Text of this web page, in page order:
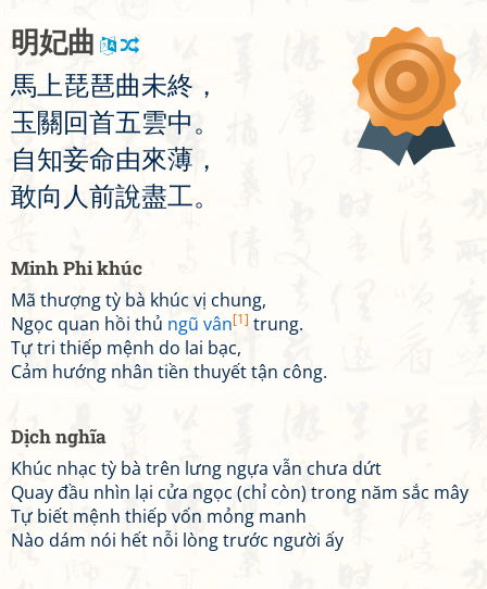
明妃曲
馬 上琵琶曲未終 ，
玉關 回首五雲中。
自知妾命由來薄 ，
敢向 人前說盡工。
Minh Phi khúc
Mã thượng tỳ bà khúc vị chung,
Ngọc quan hồi thủ ngũ vân[1] trung.
Tự tri thiếp mệnh do lai bạc,
Cảm hướng nhân tiền thuyết tận công.
Dịch nghĩa
Khúc nhạc tỳ bà trên lưng ngựa vẫn chưa dứt
Quay đầu nhìn lại cửa ngọc (chỉ còn) trong năm sắc mây
Tự biết mệnh thiếp vốn mỏng manh
Nào dám nói hết nỗi lòng trước người ấy